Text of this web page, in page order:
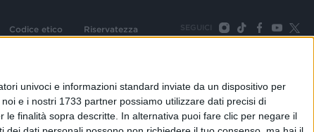
univoci e informazioni standard inviate da un dispositivo per
e i nostri 1733 partner possiamo utilizzare dati precisi di
finalità sopra descritte. In alternativa puoi fare clic per negare il
Codice etico Riservatezza SEGUICI
Cologno Monzese (Mi) |Tel. +39 02 254441 | Fax +39
TORNA SU